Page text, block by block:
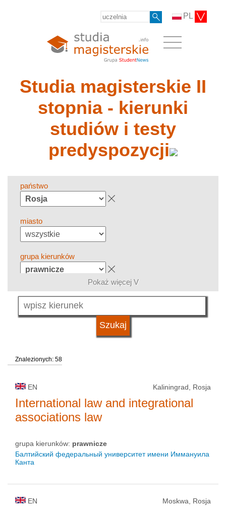
PL
Studia magisterskie II
stopnia - kierunki
studiów i testy
predyspozycji
państwo
miasto
grupa kierunków
język
status uczelni
Pokaż więcej V
Znalezionych: 58
EN Kaliningrad, Rosja
International law and integrational
associations law
grupa kierunków: prawnicze
Балтийский федеральный университет имени Иммануила
Канта
EN Moskwa, Rosja